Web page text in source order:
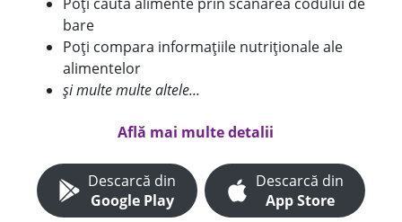
bare
Poți compara informațiile nutriționale ale
alimentelor
și multe multe altele...
Află mai multe detalii
Descarcă din
Google Play
Descarcă din
App Store